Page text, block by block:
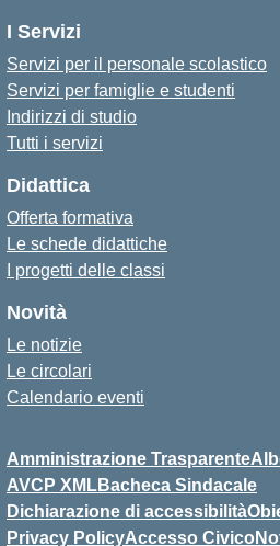
I Servizi
Servizi per il personale scolastico
Servizi per famiglie e studenti
Indirizzi di studio
Tutti i servizi
Didattica
Offerta formativa
Le schede didattiche
I progetti delle classi
Novità
Le notizie
Le circolari
Calendario eventi
Amministrazione Trasparente
AVCP XMLBacheca Sindacale
Dichiarazione di accessibilità
Privacy PolicyAccesso Civico